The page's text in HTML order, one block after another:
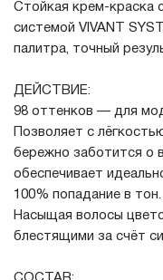
Стойкая крем-краска
системой VIVANT
палитра, точный
ДЕЙСТВИЕ:
98 оттенков — для
Позволяет с
бережно заботится о
обеспечивает
100% попадание в тон.
Насыщая волосы
блестящими за счёт